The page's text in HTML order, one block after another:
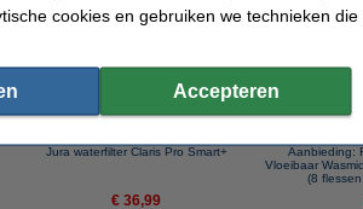
Jura waterfilter Claris Pro Smart+
€ 36,99
Aanbieding:
Vloeibaar
(8
cookies en gebruiken we technieken die
Accepteren